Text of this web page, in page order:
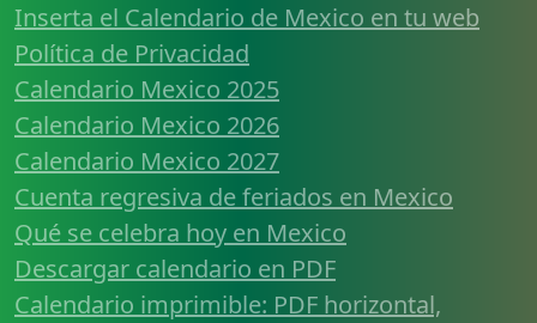
Inserta el Calendario de Mexico en tu web
Política de Privacidad
Calendario Mexico 2025
Calendario Mexico 2026
Calendario Mexico 2027
Cuenta regresiva de feriados en Mexico
Qué se celebra hoy en Mexico
Descargar calendario en PDF
Calendario imprimible: PDF horizontal,